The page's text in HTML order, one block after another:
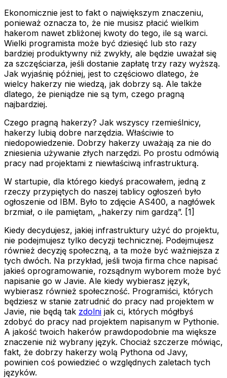
Ekonomicznie jest to fakt o największym znaczeniu,
ponieważ oznacza to, że nie musisz płacić wielkim
hakerom nawet zbliżonej kwoty do tego, ile są warci.
Wielki programista może być dziesięć lub sto razy
bardziej produktywny niż zwykły, ale będzie uważał się
za szczęściarza, jeśli dostanie zapłatę trzy razy wyższą.
Jak wyjaśnię później, jest to częściowo dlatego, że
wielcy hakerzy nie wiedzą, jak dobrzy są. Ale także
dlatego, że pieniądze nie są tym, czego pragną
najbardziej.
Czego pragną hakerzy? Jak wszyscy rzemieślnicy,
hakerzy lubią dobre narzędzia. Właściwie to
niedopowiedzenie. Dobrzy hakerzy uważają za nie do
zniesienia używanie złych narzędzi. Po prostu odmówią
pracy nad projektami z niewłaściwą infrastrukturą.
W startupie, dla którego kiedyś pracowałem, jedną z
rzeczy przypiętych do naszej tablicy ogłoszeń było
ogłoszenie od IBM. Było to zdjęcie AS400, a nagłówek
brzmiał, o ile pamiętam, „hakerzy nim gardzą”. [1]
Kiedy decydujesz, jakiej infrastruktury użyć do projektu,
nie podejmujesz tylko decyzji technicznej. Podejmujesz
również decyzję społeczną, a ta może być ważniejsza z
tych dwóch. Na przykład, jeśli twoja firma chce napisać
jakieś oprogramowanie, rozsądnym wyborem może być
napisanie go w Javie. Ale kiedy wybierasz język,
wybierasz również społeczność. Programiści, których
będziesz w stanie zatrudnić do pracy nad projektem w
Javie, nie będą tak zdolni jak ci, których mógłbyś
zdobyć do pracy nad projektem napisanym w Pythonie.
A jakość twoich hakerów prawdopodobnie ma większe
znaczenie niż wybrany język. Chociaż szczerze mówiąc,
fakt, że dobrzy hakerzy wolą Pythona od Javy,
powinien coś powiedzieć o względnych zaletach tych
języków.